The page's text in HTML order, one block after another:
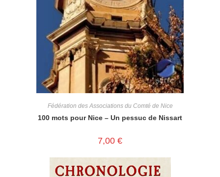
Fédération des Associations du Comté de Nice
100 mots pour Nice – Un pessuc de Nissart
7,00 €